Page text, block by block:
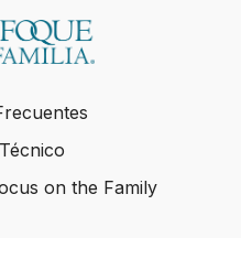
on the Family